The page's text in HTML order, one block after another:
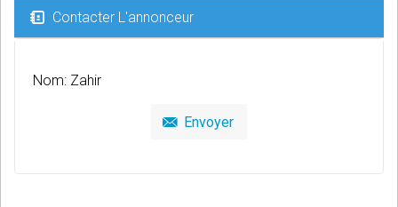
Contacter L'annonceur
Nom: Zahir
Envoyer